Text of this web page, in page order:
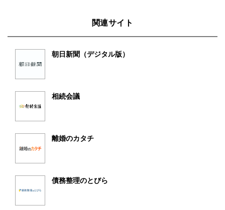
関連サイト
朝日新聞（デジタル版）
相続会議
離婚のカタチ
債務整理のとびら